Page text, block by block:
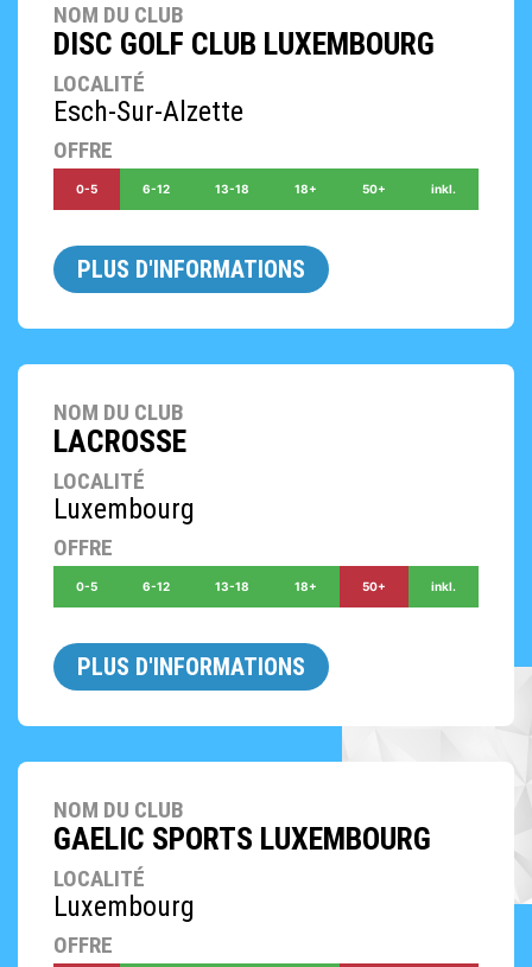
NOM DU CLUB
DISC GOLF CLUB LUXEMBOURG
LOCALITÉ
Esch-Sur-Alzette
OFFRE
0-5 6-12 13-18 18+ 50+ inkl.
PLUS D'INFORMATIONS
NOM DU CLUB
LACROSSE
LOCALITÉ
Luxembourg
OFFRE
0-5 6-12 13-18 18+ 50+ inkl.
PLUS D'INFORMATIONS
NOM DU CLUB
GAELIC SPORTS LUXEMBOURG
LOCALITÉ
Luxembourg
OFFRE